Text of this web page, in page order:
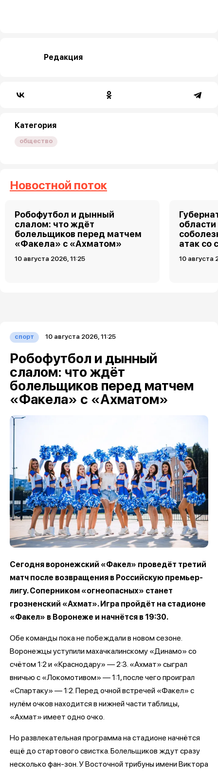
Редакция
Категория
общество
Новостной поток
Робофутбол и дынный
слалом: что ждёт
болельщиков перед матчем
«Факела» с «Ахматом»
10 августа 2026, 11:25
атак со
10 августа
спорт 10 августа 2026, 11:25
Робофутбол и дынный
слалом: что ждёт
болельщиков перед матчем
«Факела» с «Ахматом»
Сегодня воронежский «Факел» проведёт третий
матч после возвращения в Российскую премьер-
лигу. Соперником «огнеопасных» станет
грозненский «Ахмат». Игра пройдёт на стадионе
«Факел» в Воронеже и начнётся в 19:30.
Обе команды пока не побеждали в новом сезоне.
Воронежцы уступили махачкалинскому «Динамо» со
счётом 1:2 и «Краснодару» — 2:3. «Ахмат» сыграл
вничью с «Локомотивом» — 1:1, после чего проиграл
«Спартаку» — 1:2. Перед очной встречей «Факел» с
нулём очков находится в нижней части таблицы,
«Ахмат» имеет одно очко.
Но развлекательная программа на стадионе начнётся
ещё до стартового свистка. Болельщиков ждут сразу
несколько фан-зон. У Восточной трибуны имени Виктора